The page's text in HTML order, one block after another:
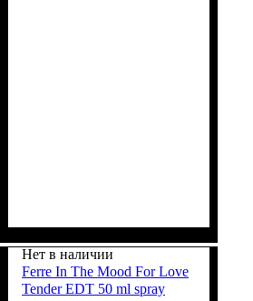
Нет в наличии
Ferre In The Mood For Love
Tender EDT 50 ml spray